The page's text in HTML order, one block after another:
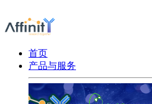
首页
产品与服务